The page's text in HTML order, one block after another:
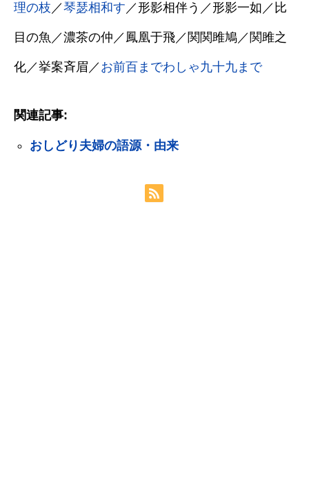
理の枝 ／琴瑟相和す ／形影相伴う／形影一如／比
目の魚／濃茶の仲／鳳凰于飛／関関雎鳩／関雎之
化／挙案斉眉／ お前百までわしゃ九十九まで
関連記事:
おしどり夫婦の語源・由来